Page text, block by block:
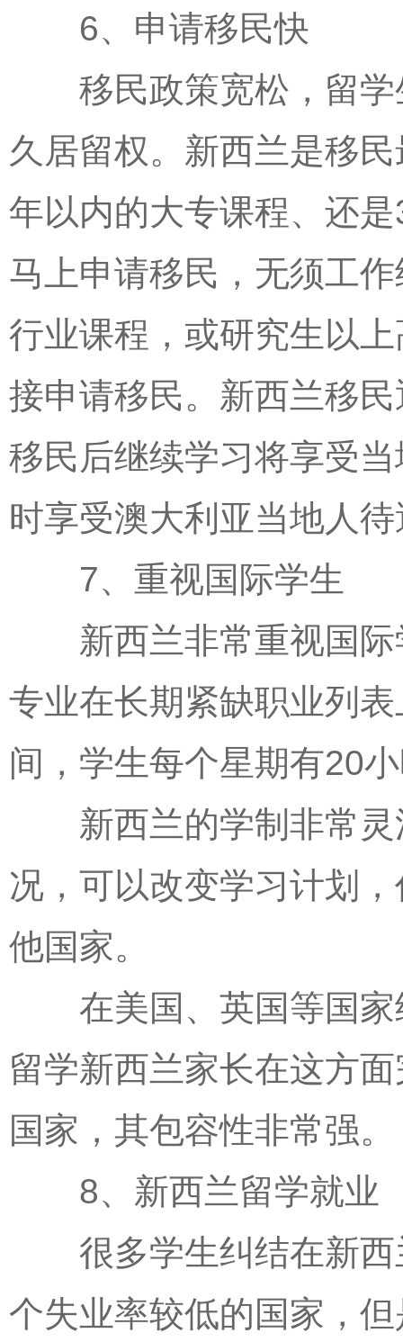
6、申请移民快
移民政策宽松，留学
久居留权。新西兰是移
年以内的大专课程、还
马上申请移民，无须工
行业课程，或研究生以
接申请移民。新西兰移
移民后继续学习将享受
时享受澳大利亚当地人
7、重视国际学生
新西兰非常重视国际
专业在长期紧缺职业列
间，学生每个星期有20
新西兰的学制非常灵
况，可以改变学习计划
他国家。
在美国、英国等国家
留学新西兰家长在这方
国家，其包容性非常强。
8、新西兰留学就业
很多学生纠结在新西
个失业率较低的国家，